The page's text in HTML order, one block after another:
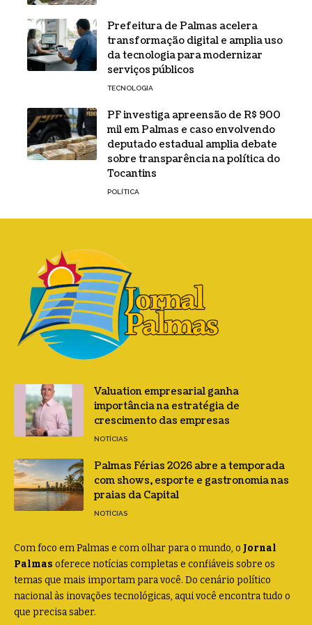
Prefeitura de Palmas acelera
transformação digital e amplia uso
da tecnologia para modernizar
serviços públicos
TECNOLOGIA
PF investiga apreensão de R$ 900
mil em Palmas e caso envolvendo
deputado estadual amplia debate
sobre transparência na política do
Tocantins
POLÍTICA
Valuation empresarial ganha
importância na estratégia de
crescimento das empresas
NOTÍCIAS
Palmas Férias 2026 abre a temporada
com shows, esporte e gastronomia nas
praias da Capital
NOTÍCIAS
Com foco em Palmas e com olhar para o mundo, o Jornal
Palmas oferece notícias completas e confiáveis sobre os
temas que mais importam para você. Do cenário político
nacional às inovações tecnológicas, aqui você encontra tudo o
que precisa saber.